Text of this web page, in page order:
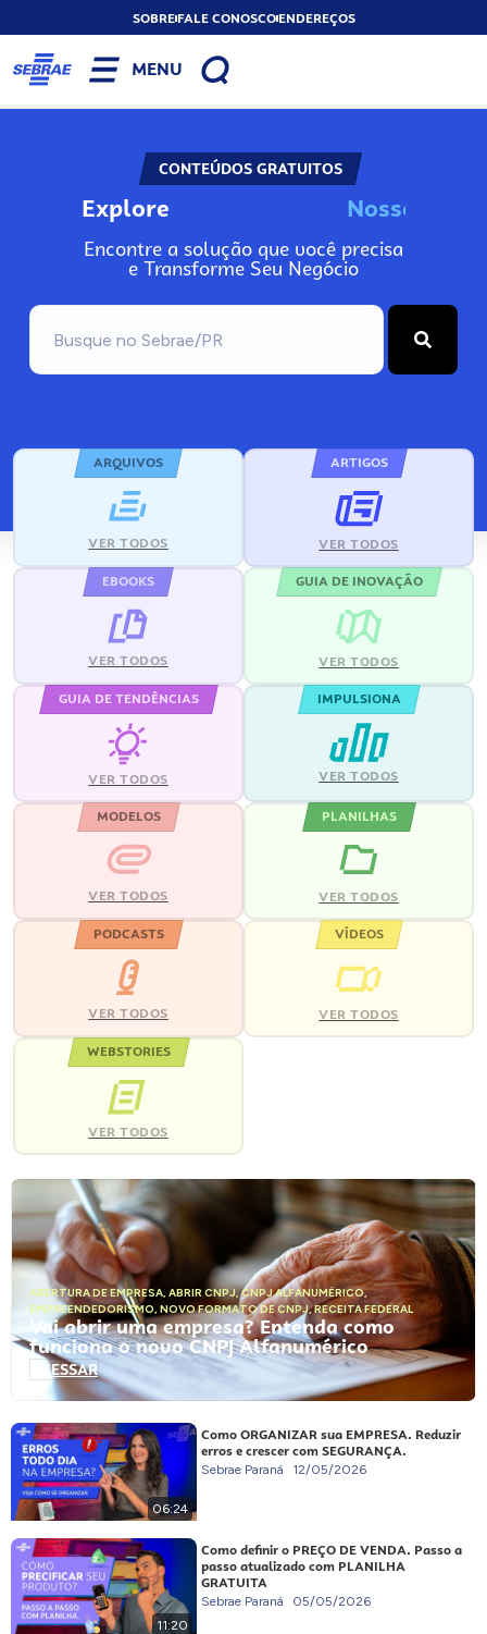
SOBREFALE CONOSCOENDEREÇOS
MENU
CONTEÚDOS GRATUITOS
Explore No
Encontre a solução que você precisa
e Transforme Seu Negócio
ARQUIVOS
VER TODOS
ARTIGOS
VER TODOS
EBOOKS
VER TODOS
GUIA DE INOVAÇÃO
VER TODOS
GUIA DE TENDÊNCIAS
VER TODOS
IMPULSIONA
VER TODOS
MODELOS
VER TODOS
PLANILHAS
VER TODOS
PODCASTS
VER TODOS
VÍDEOS
VER TODOS
WEBSTORIES
VER TODOS
ABERTURA DE EMPRESA, ABRIR CNPJ,CNPJ ALFANUMÉRICO,
EMPREENDEDORISMO, NOVO FORMATO DE CNPJ,RECEITA FEDERAL
Vai abrir uma empresa? Entenda como
funciona o novo CNPJ Alfanumérico
ACESSAR
06:24
Como ORGANIZAR sua EMPRESA. Reduzir
erros e crescer com SEGURANÇA.
Sebrae Paraná 12/05/2026
11:20
Como definir o PREÇO DE VENDA. Passo a
passo atualizado com PLANILHA
GRATUITA
Sebrae Paraná 05/05/2026